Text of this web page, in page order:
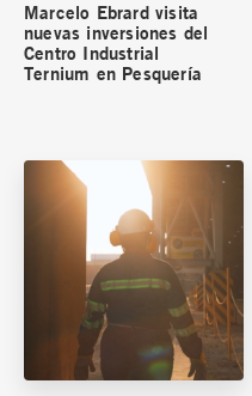
Marcelo Ebrard visita
nuevas inversiones del
Centro Industrial
Ternium en Pesquería